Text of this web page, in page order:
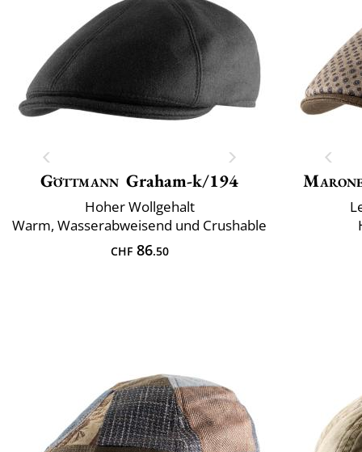
Göttmann Graham-k/194
Hoher Wollgehalt
Warm, Wasserabweisend und Crushable
CHF86.50